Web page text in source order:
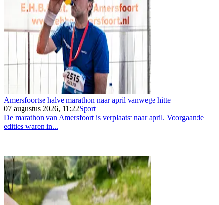
Amersfoortse halve marathon naar april vanwege hitte
07 augustus 2026, 11:22Sport
De marathon van Amersfoort is verplaatst naar april. Voorgaande
edities waren in...